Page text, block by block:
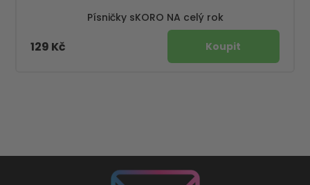
Písničky sKORO NA celý rok
129 Kč